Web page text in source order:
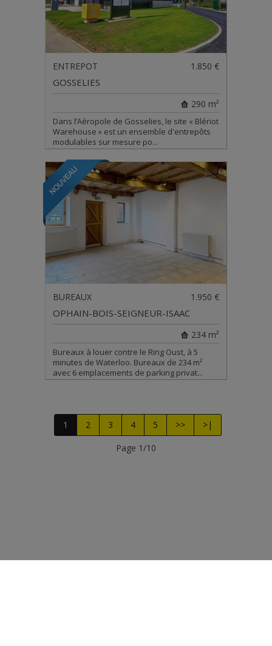
ENTREPOT 1.850 €
GOSSELIES
290 m²
Dans l’Aéropole de Gosselies, le site « Blériot
Warehouse » est un ensemble d'entrepôts
modulables sur mesure po...
BUREAUX 1.950 €
OPHAIN-BOIS-SEIGNEUR-ISAAC
234 m²
Bureaux à louer contre le Ring Oust, à 5
minutes de Waterloo. Bureaux de 234 m²
avec 6 emplacements de parking privat...
1 2 3 4 5 >>
>|
Page 1/10